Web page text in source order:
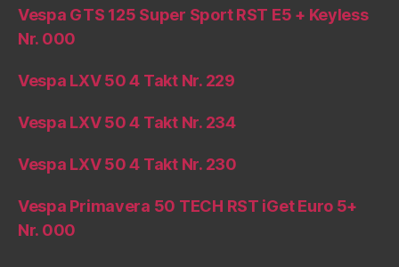
Vespa GTS 125 Super Sport RST E5 + Keyless
Nr. 000
Vespa LXV 50 4 Takt Nr. 229
Vespa LXV 50 4 Takt Nr. 234
Vespa LXV 50 4 Takt Nr. 230
Vespa Primavera 50 TECH RST iGet Euro 5+
Nr. 000